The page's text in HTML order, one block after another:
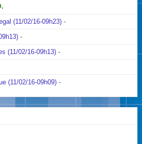
(11/02/16-09h23) -
-
(11/02/16-09h13) -
(11/02/16-09h09) -